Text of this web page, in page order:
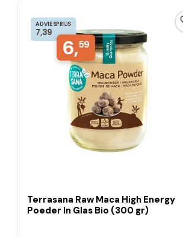
ADVIESPRIJS
7,39
6,59
Terrasana Raw Maca High Energy
Poeder In Glas Bio (300 gr)